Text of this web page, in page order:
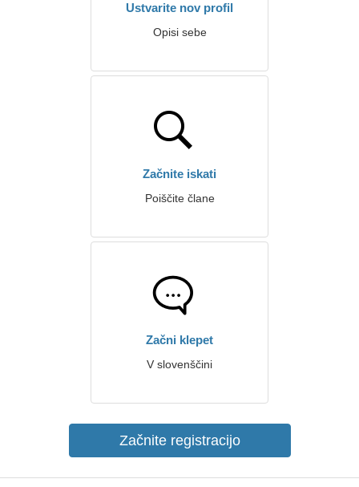
Ustvarite nov profil
Opisi sebe
Začnite iskati
Poiščite člane
Začni klepet
V slovenščini
Začnite registracijo